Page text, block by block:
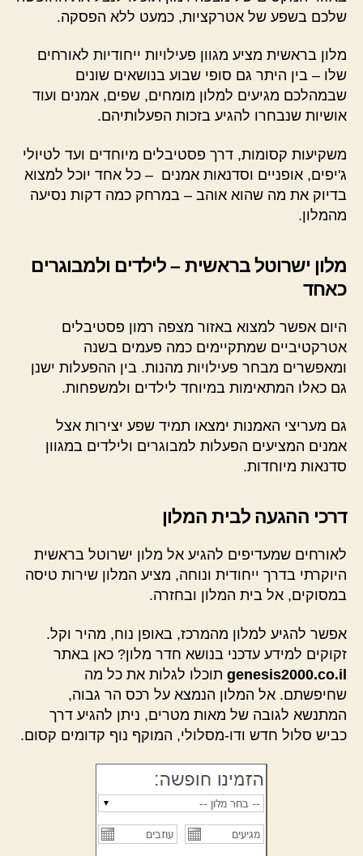
שלכם בשפע של אטרקציות, כמעט ללא הפסקה.
מלון בראשית מציע מגוון פעילויות ייחודיות לאורחים
שלו – בין היתר גם סופי שבוע בנושאים שונים
שבמהלכם מגיעים למלון מומחים, שפים, אמנים ועוד
אושיות שנבחרו להגיע בזכות הפעלותיהם.
משקיעות קסומות, דרך פסטיבלים מיוחדים ועד לטיולי
ג'יפים, אופניים וסדנאות אמנים – כל אחד יוכל למצוא
בדיוק את מה שהוא אוהב – במרחק כמה דקות נסיעה
מהמלון.
מלון ישרוטל בראשית – לילדים ולמבוגרים
כאחד
היום אפשר למצוא באזור מצפה רמון פסטיבלים
אטרקטיביים שמתקיימים כמה פעמים בשנה
ומאפשרים מבחר פעילויות מהנות. בין ההפעלות ישנן
גם כאלו המתאימות במיוחד לילדים ולמשפחות.
גם מעריצי האמנות ימצאו תמיד שפע יצירות אצל
אמנים המציעים הפעלות למבוגרים ולילדים במגוון
סדנאות מיוחדות.
דרכי ההגעה לבית המלון
לאורחים שמעדיפים להגיע אל מלון ישרוטל בראשית
היוקרתי בדרך ייחודית ונוחה, מציע המלון שירות טיסה
במסוקים, אל בית המלון ובחזרה.
אפשר להגיע למלון מהמרכז, באופן נוח, מהיר וקל.
זקוקים למידע עדכני בנושא חדר מלון? כאן באתר
genesis2000.co.il תוכלו לגלות את כל מה
שחיפשתם. אל המלון הנמצא על רכס הר גבוה,
המתנשא לגובה של מאות מטרים, ניתן להגיע דרך
כביש סלול חדש ודו-מסלולי, המוקף נוף קדומים קסום.